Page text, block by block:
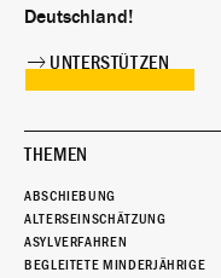
Deutschland!
UNTERSTÜTZEN
THEMEN
ABSCHIEBUNG
ALTERSEINSCHÄTZUNG
ASYLVERFAHREN
BEGLEITETE MINDERJÄHRIGE